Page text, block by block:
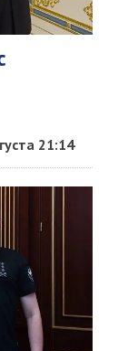
21:14